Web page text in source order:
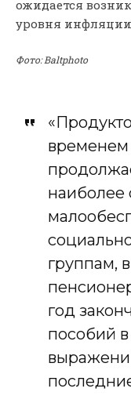
ожидается
уровня
Фото: Baltphoto
временем
наиболее
группам,
год
пособий